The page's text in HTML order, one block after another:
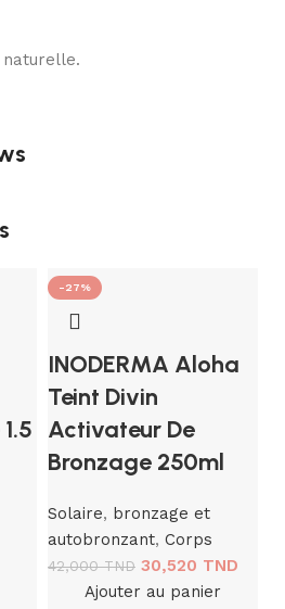
naturelle.
-27%
INODERMA Aloha
Teint Divin
Activateur De
Bronzage 250ml
Solaire, bronzage et
autobronzant, Corps
42,000TND 30,520 TND
Ajouter au panier